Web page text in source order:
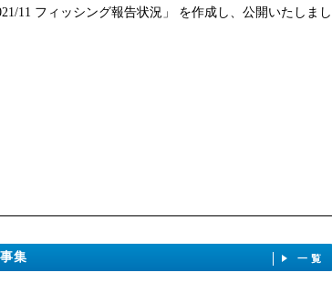
11 フィッシング報告状況」 を作成し、公開いたしまし
集 一覧